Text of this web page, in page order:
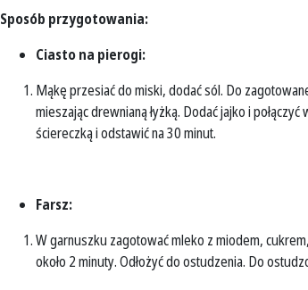
Sposób przygotowania:
Ciasto na pierogi:
Mąkę przesiać do miski, dodać sól. Do
mieszając drewnianą łyżką. Dodać jajko i
ściereczką i odstawić na 30 minut.
Farsz:
W garnuszku zagotować mleko z miodem,
około 2 minuty. Odłożyć do ostudzenia. Do